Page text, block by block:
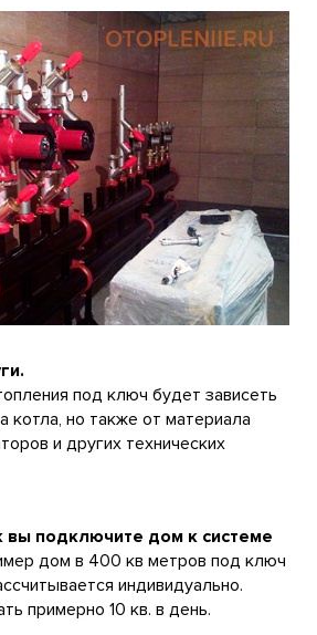
под ключ будет зависеть
котла, но также от материала
и других технических
вы подключите дом к системе
дом в 400 кв метров под ключ
индивидуально.
примерно 10 кв. в день.